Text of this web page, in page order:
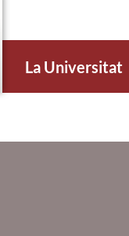
La Universitat